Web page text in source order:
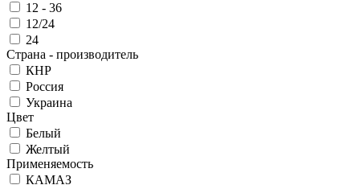
12 - 36
12/24
24
Страна - производитель
КНР
Россия
Украина
Цвет
Белый
Желтый
Применяемость
КАМАЗ